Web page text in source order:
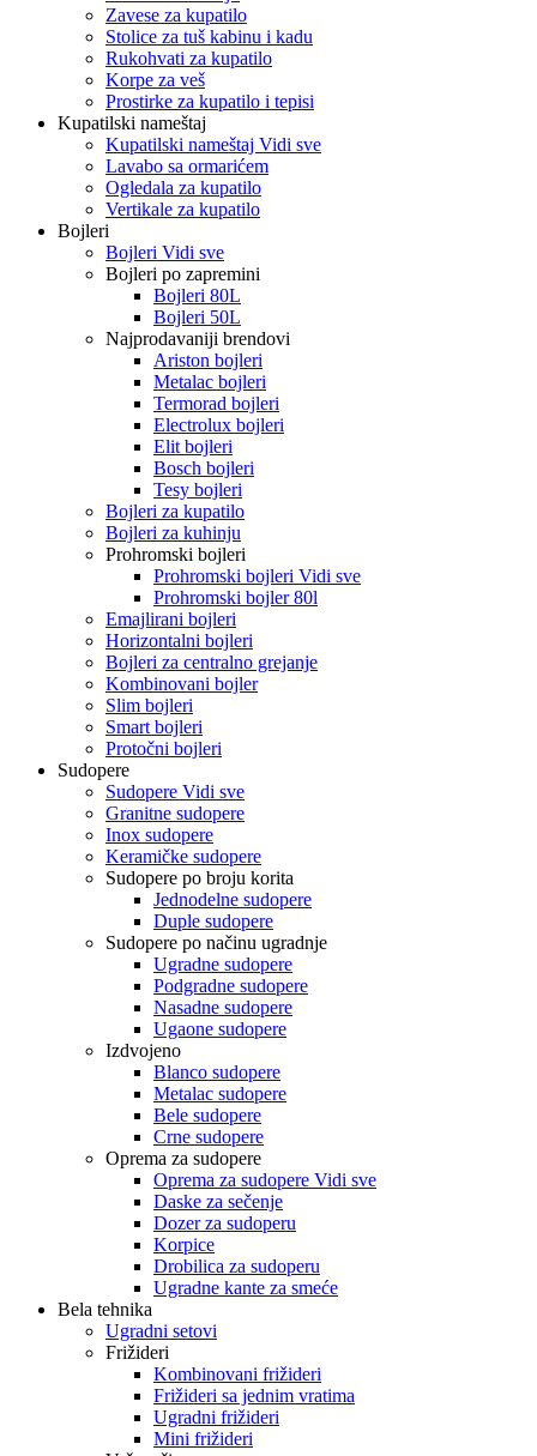
Zavese za kupatilo
Stolice za tuš kabinu i kadu
Rukohvati za kupatilo
Korpe za veš
Prostirke za kupatilo i tepisi
Kupatilski nameštaj
Kupatilski nameštaj Vidi sve
Lavabo sa ormarićem
Ogledala za kupatilo
Vertikale za kupatilo
Bojleri
Bojleri Vidi sve
Bojleri po zapremini
Bojleri 80L
Bojleri 50L
Najprodavaniji brendovi
Ariston bojleri
Metalac bojleri
Termorad bojleri
Electrolux bojleri
Elit bojleri
Bosch bojleri
Tesy bojleri
Bojleri za kupatilo
Bojleri za kuhinju
Prohromski bojleri
Prohromski bojleri Vidi sve
Prohromski bojler 80l
Emajlirani bojleri
Horizontalni bojleri
Bojleri za centralno grejanje
Kombinovani bojler
Slim bojleri
Smart bojleri
Protočni bojleri
Sudopere
Sudopere Vidi sve
Granitne sudopere
Inox sudopere
Keramičke sudopere
Sudopere po broju korita
Jednodelne sudopere
Duple sudopere
Sudopere po načinu ugradnje
Ugradne sudopere
Podgradne sudopere
Nasadne sudopere
Ugaone sudopere
Izdvojeno
Blanco sudopere
Metalac sudopere
Bele sudopere
Crne sudopere
Oprema za sudopere
Oprema za sudopere Vidi sve
Daske za sečenje
Dozer za sudoperu
Korpice
Drobilica za sudoperu
Ugradne kante za smeće
Bela tehnika
Ugradni setovi
Frižideri
Kombinovani frižideri
Frižideri sa jednim vratima
Ugradni frižideri
Mini frižideri